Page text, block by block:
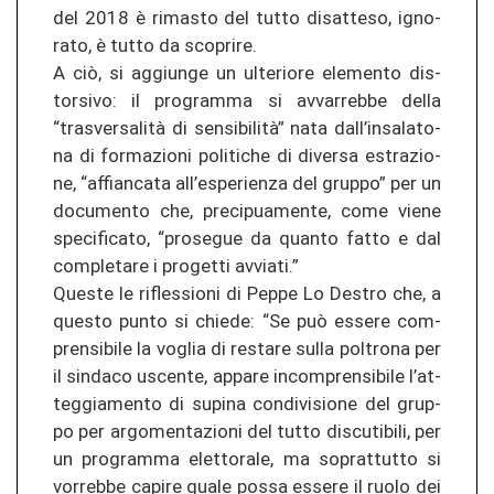
del 2018 è ri­mas­to del tutto di­sat­te­so, igno­
ra­to, è tutto da sco­pri­re.
A ciò, si ag­g­iun­ge un ul­te­rio­re ele­men­to dis­
tor­si­vo: il pro­gram­ma si av­var­reb­be della
“trasversalità di sensibilità” nata dall’in­sa­la­to­
na di for­ma­zio­ni po­liti­che di di­ver­sa es­tra­zio­
ne, “af­fi­an­ca­ta all’espe­rien­za del grup­po” per un
do­cu­men­to che, pre­ci­pua­men­te, come viene
spe­ci­fi­ca­to, “pro­se­gue da quan­to fatto e dal
com­ple­ta­re i pro­get­ti av­via­ti.”
Ques­te le ri­fles­sio­ni di Peppe Lo Destro che, a
ques­to punto si chie­de: “Se può es­se­re com­
pren­si­bi­le la voglia di re­sta­re sulla pol­tro­na per
il sin­da­co us­cen­te, ap­pa­re in­com­pren­si­bi­le l’at­
teg­gia­men­to di su­pi­na con­di­vi­sio­ne del grup­
po per ar­go­men­ta­zio­ni del tutto dis­cu­ti­bi­li, per
un pro­gram­ma elet­to­ra­le, ma so­pr­at­tut­to si
vor­reb­be ca­pi­re quale possa es­se­re il ruolo dei